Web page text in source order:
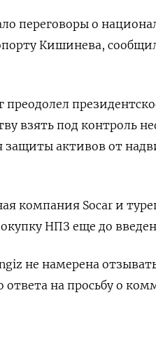
переговоры о
Кишинева,
взять под контроль
защиты активов от
компания Socar и
НПЗ еще до
не намерена
на просьбу о